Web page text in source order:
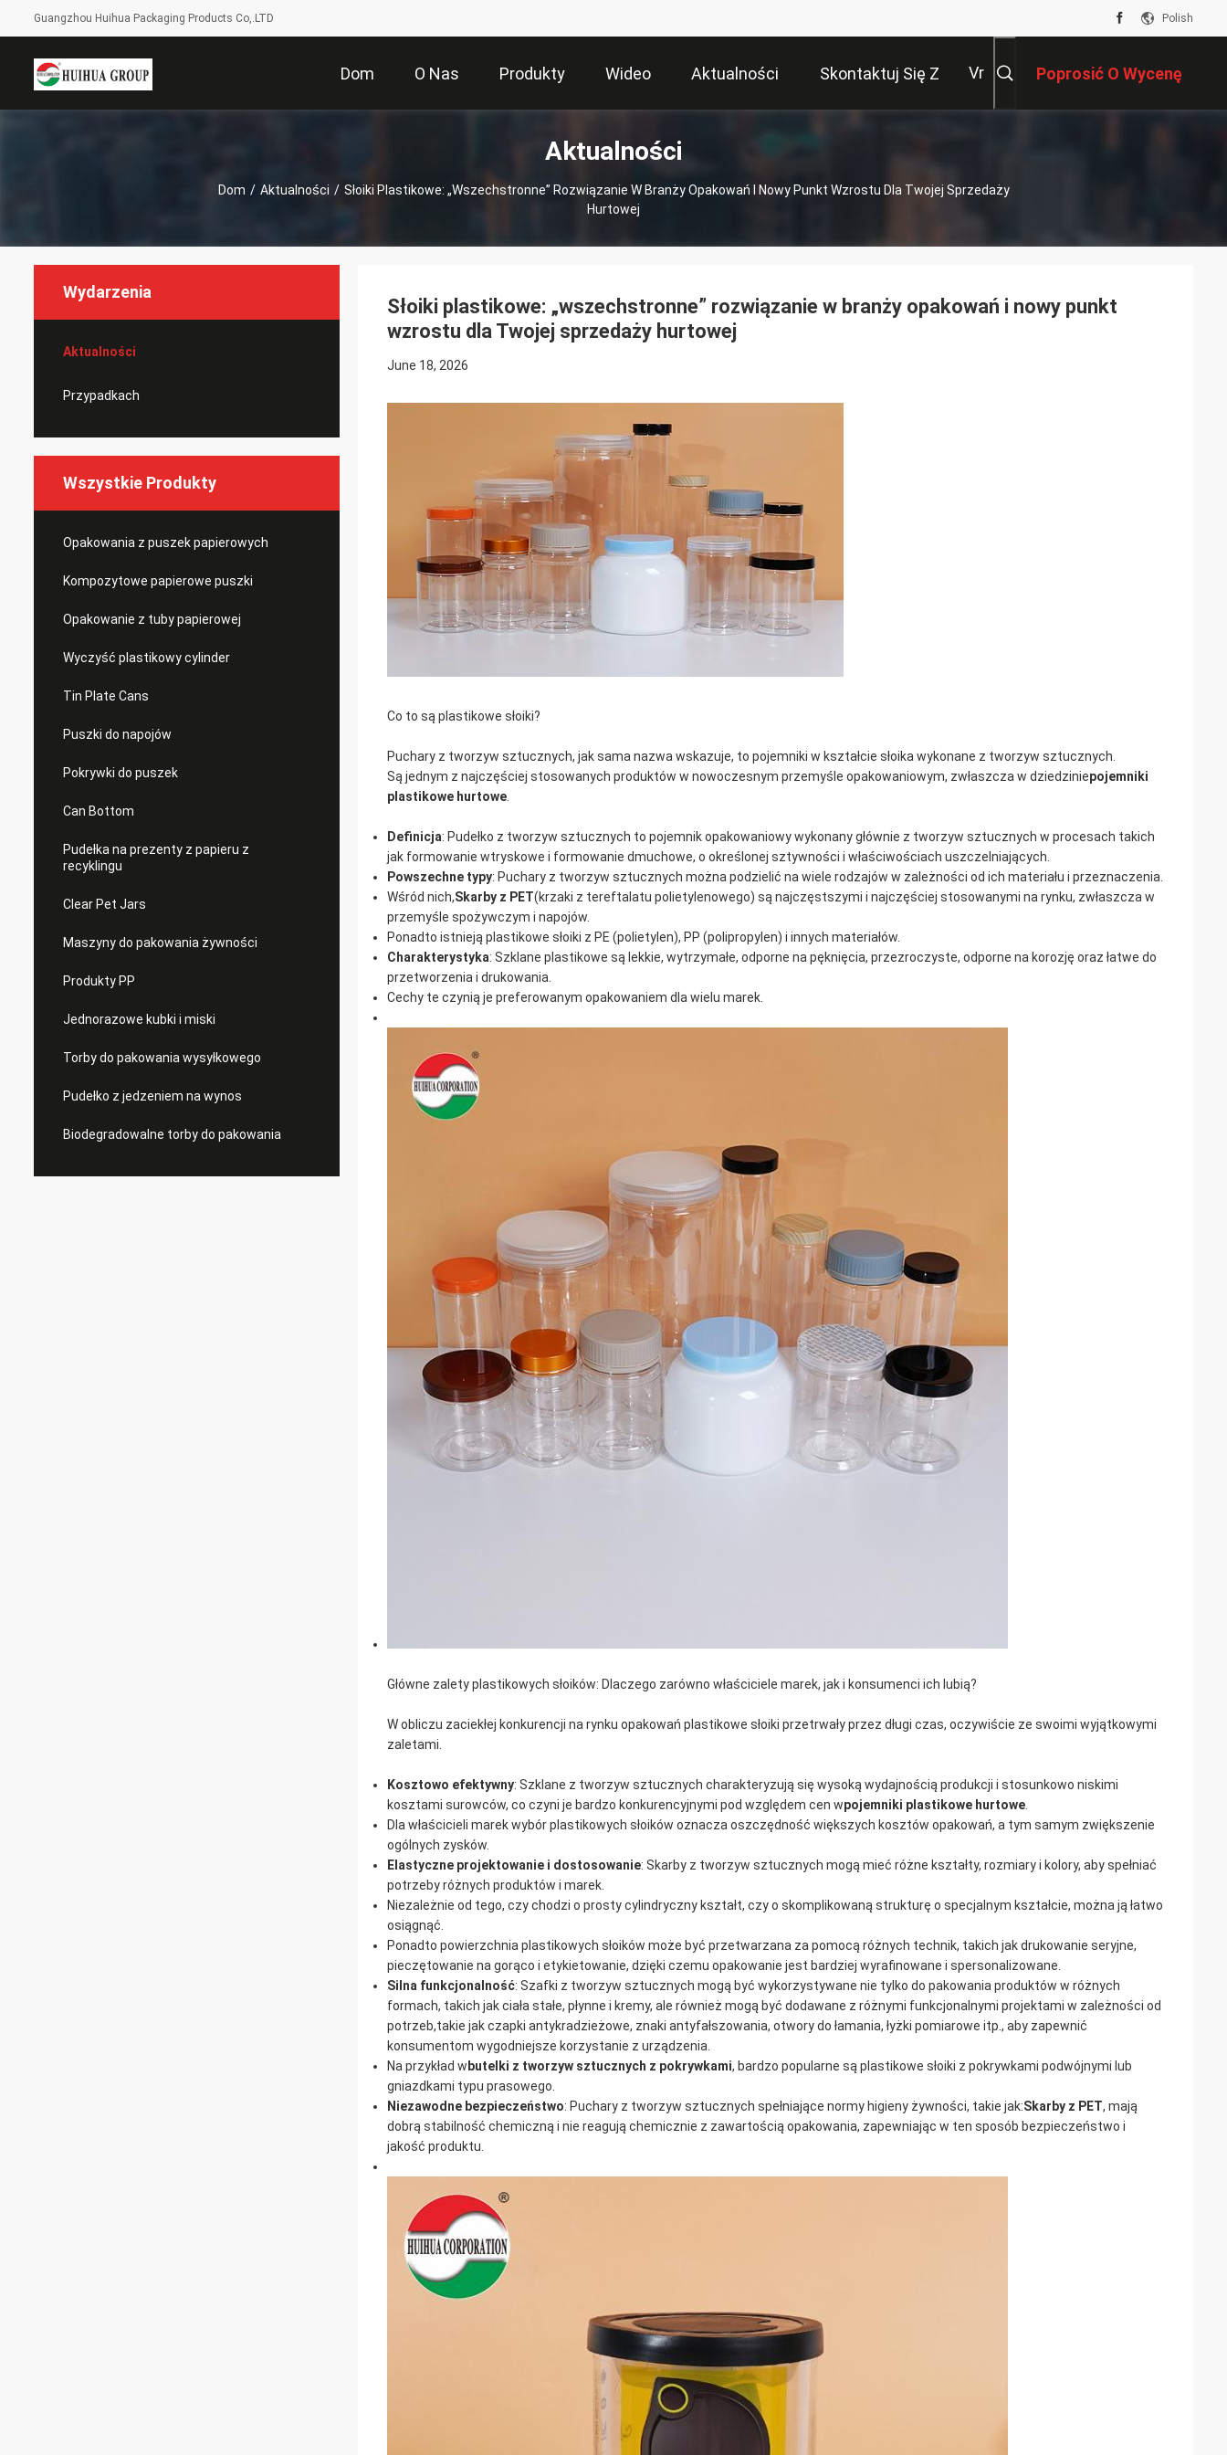
Guangzhou Huihua Packaging Products Co,.LTD Polish
Dom O Nas Produkty Wideo Aktualności Skontaktuj Się Z Vr Poprosić O Wycenę
Aktualności
Dom / Aktualności / Słoiki Plastikowe: „wszechstronne” Rozwiązanie W Branży Opakowań I Nowy Punkt Wzrostu Dla Twojej Sprzedaży
Hurtowej
Wydarzenia
Aktualności
Przypadkach
Wszystkie Produkty
Opakowania z puszek papierowych
Kompozytowe papierowe puszki
Opakowanie z tuby papierowej
Wyczyść plastikowy cylinder
Tin Plate Cans
Puszki do napojów
Pokrywki do puszek
Can Bottom
Pudełka na prezenty z papieru z
recyklingu
Clear Pet Jars
Maszyny do pakowania żywności
Produkty PP
Jednorazowe kubki i miski
Torby do pakowania wysyłkowego
Pudełko z jedzeniem na wynos
Biodegradowalne torby do pakowania
Słoiki plastikowe: „wszechstronne” rozwiązanie w branży opakowań i nowy punkt
wzrostu dla Twojej sprzedaży hurtowej
June 18, 2026
Co to są plastikowe słoiki?
Puchary z tworzyw sztucznych, jak sama nazwa wskazuje, to pojemniki w kształcie słoika wykonane z tworzyw sztucznych.
Są jednym z najczęściej stosowanych produktów w nowoczesnym przemyśle opakowaniowym, zwłaszcza w dziedziniepojemniki
plastikowe hurtowe
Definicja: Pudełko z tworzyw sztucznych to pojemnik opakowaniowy wykonany głównie z tworzyw sztucznych w procesach takich
jak formowanie wtryskowe i formowanie dmuchowe, o określonej sztywności i właściwościach uszczelniających.
Powszechne typy: Puchary z tworzyw sztucznych można podzielić na wiele rodzajów w zależności od ich materiału i przeznaczenia.
Wśród nich,Skarby z PET(krzaki z tereftalatu polietylenowego) są najczęstszymi i najczęściej stosowanymi na rynku, zwłaszcza w
przemyśle spożywczym i napojów.
Ponadto istnieją plastikowe słoiki z PE (polietylen), PP (polipropylen) i innych materiałów.
Charakterystyka: Szklane plastikowe są lekkie, wytrzymałe, odporne na pęknięcia, przezroczyste, odporne na korozję oraz łatwe do
przetworzenia i drukowania.
Cechy te czynią je preferowanym opakowaniem dla wielu marek.
Główne zalety plastikowych słoików: Dlaczego zarówno właściciele marek, jak i konsumenci ich lubią?
W obliczu zaciekłej konkurencji na rynku opakowań plastikowe słoiki przetrwały przez długi czas, oczywiście ze swoimi wyjątkowymi
zaletami.
Kosztowo efektywny: Szklane z tworzyw sztucznych charakteryzują się wysoką wydajnością produkcji i stosunkowo niskimi
kosztami surowców, co czyni je bardzo konkurencyjnymi pod względem cen wpojemniki plastikowe hurtowe
Dla właścicieli marek wybór plastikowych słoików oznacza oszczędność większych kosztów opakowań, a tym samym zwiększenie
ogólnych zysków.
Elastyczne projektowanie i dostosowanie: Skarby z tworzyw sztucznych mogą mieć różne kształty, rozmiary i kolory, aby spełniać
potrzeby różnych produktów i marek.
Niezależnie od tego, czy chodzi o prosty cylindryczny kształt, czy o skomplikowaną strukturę o specjalnym kształcie, można ją łatwo
osiągnąć.
Ponadto powierzchnia plastikowych słoików może być przetwarzana za pomocą różnych technik, takich jak drukowanie seryjne,
pieczętowanie na gorąco i etykietowanie, dzięki czemu opakowanie jest bardziej wyrafinowane i spersonalizowane.
Silna funkcjonalność: Szafki z tworzyw sztucznych mogą być wykorzystywane nie tylko do pakowania produktów w różnych
formach, takich jak ciała stałe, płynne i kremy, ale również mogą być dodawane z różnymi funkcjonalnymi projektami w zależności od
potrzeb,takie jak czapki antykradzieżowe, znaki antyfałszowania, otwory do łamania, łyżki pomiarowe itp., aby zapewnić
konsumentom wygodniejsze korzystanie z urządzenia.
Na przykład w butelki z tworzyw sztucznych z pokrywkami, bardzo popularne są plastikowe słoiki z pokrywkami podwójnymi lub
gniazdkami typu prasowego.
Niezawodne bezpieczeństwo: Puchary z tworzyw sztucznych spełniające normy higieny żywności, takie jak:Skarby z PET, mają
dobrą stabilność chemiczną i nie reagują chemicznie z zawartością opakowania, zapewniając w ten sposób bezpieczeństwo i
jakość produktu.